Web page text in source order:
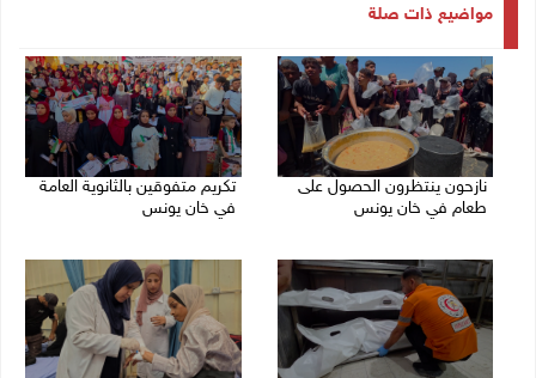
مواضيع ذات صلة
نازحون ينتظرون الحصول على
طعام في خان يونس
تكريم متفوقين بالثانوية العامة
في خان يونس